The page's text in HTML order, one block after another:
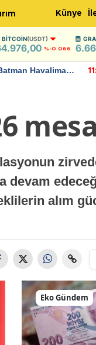
Künye
BITCOIN(USDT)
%-0.066
Havalimanı
devam
alım
Eko Gündem